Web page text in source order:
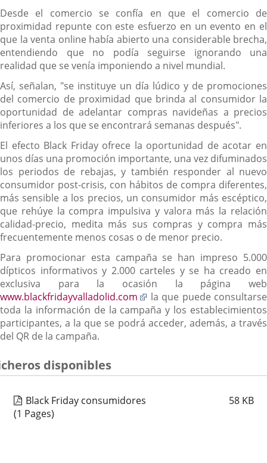
Desde el comercio se confía en que el comercio de
proximidad repunte con este esfuerzo en un evento en el
que la venta online había abierto una considerable brecha,
entendiendo que no podía seguirse ignorando una
realidad que se venía imponiendo a nivel mundial.
Así, señalan, "se instituye un día lúdico y de promociones
del comercio de proximidad que brinda al consumidor la
oportunidad de adelantar compras navideñas a precios
inferiores a los que se encontrará semanas después".
El efecto Black Friday ofrece la oportunidad de acotar en
unos días una promoción importante, una vez difuminados
los periodos de rebajas, y también responder al nuevo
consumidor post-crisis, con hábitos de compra diferentes,
más sensible a los precios, un consumidor más escéptico,
que rehúye la compra impulsiva y valora más la relación
calidad-precio, medita más sus compras y compra más
frecuentemente menos cosas o de menor precio.
Para promocionar esta campaña se han impreso 5.000
dípticos informativos y 2.000 carteles y se ha creado en
exclusiva para la ocasión la página web
www.blackfridayvalladolid.com
Enlace
a
una
la que puede consultarse
toda la información de la campaña y los establecimientos
participantes, a la que se podrá acceder, además, a través
del QR de la campaña.
disponibles
Black Friday consumidores 58 KB
(1 Pages)